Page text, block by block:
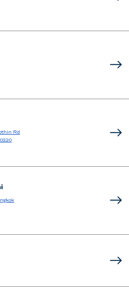
Rd